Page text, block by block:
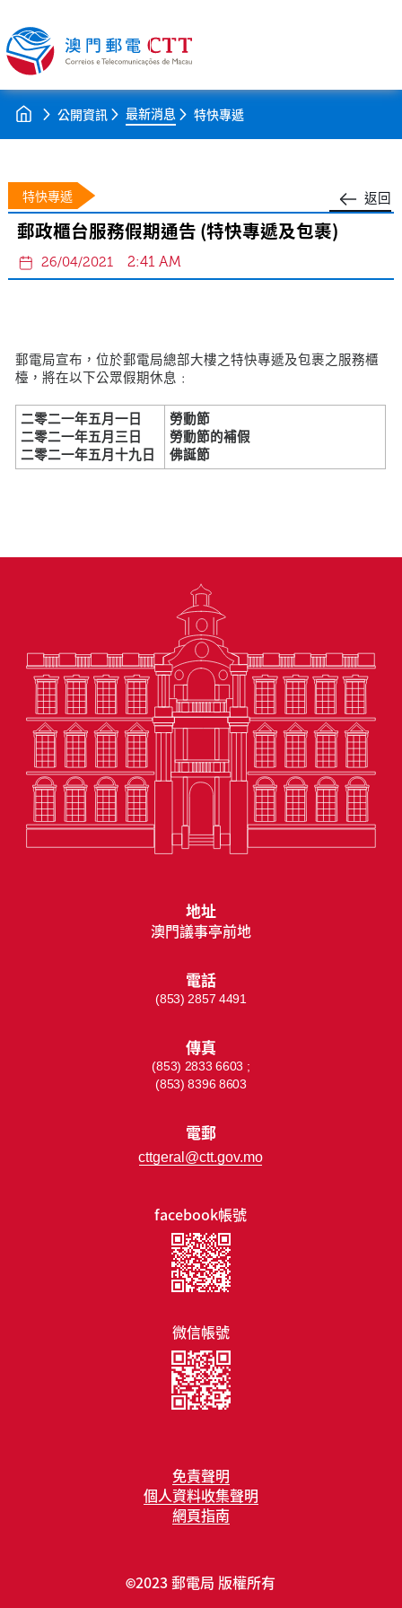
公開資訊 最新消息 特快專遞
返回
特快專遞
郵政櫃台服務假期通告 (特快專遞及包裹)
26/04/2021 2:41 AM
郵電局宣布，位於郵電局總部大樓之特快專遞及包裹之服務櫃
檯，將在以下公眾假期休息﹕
二零二一年五月一日
二零二一年五月三日
二零二一年五月十九日
勞動節
勞動節的補假
佛誕節
免責聲明
個人資料收集聲明
網頁指南
facebook帳號
微信帳號
地址
澳門議事亭前地
電話
(853) 2857 4491
傳真
(853) 2833 6603 ;
(853) 8396 8603
電郵
cttgeral@ctt.gov.mo
©2023 郵電局 版權所有